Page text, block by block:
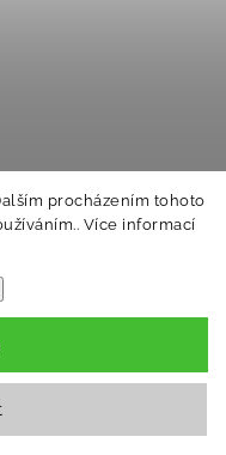
procházením tohoto
Více informací